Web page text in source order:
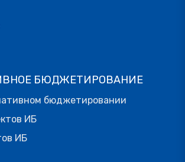
БЮДЖЕТИРОВАНИЕ
бюджетировании
ИБ
ИБ